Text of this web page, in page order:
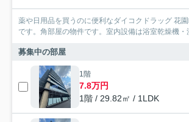
薬や日用品を買うのに便利なダイコクドラッグ 花
です。角部屋の物件です。室内設備は浴室乾燥機・
募集中の部屋
1階
7.8万円
1階 / 29.82㎡ / 1LDK